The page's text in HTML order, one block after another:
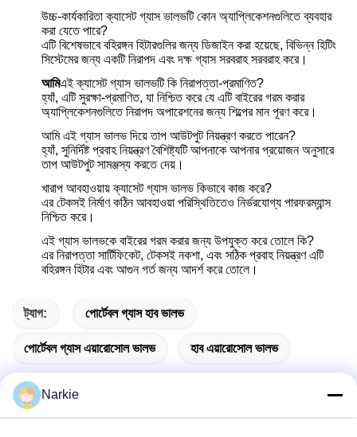
উচ্চ-কার্যকারিতা ক্যাসেট গ্যাস ভালভটি কোন অ্যাপ্লিকেশনগুলিতে ব্যবহার
করা যেতে পারে?
এটি বিশেষভাবে বহিরঙ্গন হিটারগুলির জন্য ডিজাইন করা হয়েছে, বিভিন্ন হিটিং
সিস্টেমের জন্য একটি নিরাপদ এবং দক্ষ গ্যাস সরবরাহ সরবরাহ করে।
আমিএই ক্যাসেট গ্যাস ভালভটি কি নিরাপত্তা-প্রমাণিত?
হ্যাঁ, এটি সুরক্ষা-প্রমাণিত, যা নিশ্চিত করে যে এটি বাইরের গরম করার
অ্যাপ্লিকেশনগুলিতে নিরাপদ অপারেশনের জন্য শিল্পের মান পূরণ করে।
আমি এই গ্যাস ভালভ দিয়ে তাপ আউটপুট নিয়ন্ত্রণ করতে পারেন?
হ্যাঁ, সুনির্দিষ্ট প্রবাহ নিয়ন্ত্রণ বৈশিষ্ট্যটি আপনাকে আপনার প্রয়োজন অনুসারে
তাপ আউটপুট সামঞ্জস্য করতে দেয়।
খারাপ আবহাওয়ায় ক্যাসেট গ্যাস ভালভ কিভাবে কাজ করে?
এর টেকসই নির্মাণ কঠিন আবহাওয়া পরিস্থিতিতেও নির্ভরযোগ্য পারফরম্যান্স
নিশ্চিত করে।
এই গ্যাস ভালভকে বাইরের গরম করার জন্য উপযুক্ত করে তোলে কি?
এর নিরাপত্তা সার্টিফিকেট, টেকসই নকশা, এবং সঠিক প্রবাহ নিয়ন্ত্রণ এটি
বহিরঙ্গন হিটার এবং আগুন গর্ত জন্য আদর্শ করে তোলে।
ট্যাগ: পোর্টেবল গ্যাস হাব ভালভ
পোর্টেবল গ্যাস এয়ারোসোল ভালভ হাব এয়ারোসোল ভালভ
Narkie